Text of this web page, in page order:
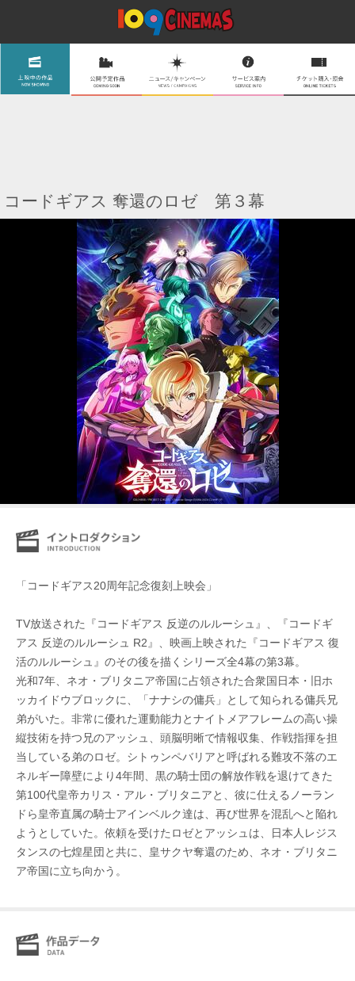
コードギアス 奪還のロゼ 第３幕
「コードギアス20周年記念復刻上映会」
TV放送された『コードギアス 反逆のルルーシュ』、『コードギ
アス 反逆のルルーシュ R2』、映画上映された『コードギアス 復
活のルルーシュ』のその後を描くシリーズ全4幕の第3幕。
光和7年、ネオ・ブリタニア帝国に占領された合衆国日本・旧ホ
ッカイドウブロックに、「ナナシの傭兵」として知られる傭兵兄
弟がいた。非常に優れた運動能力とナイトメアフレームの高い操
縦技術を持つ兄のアッシュ、頭脳明晰で情報収集、作戦指揮を担
当している弟のロゼ。シトゥンペバリアと呼ばれる難攻不落のエ
ネルギー障壁により4年間、黒の騎士団の解放作戦を退けてきた
第100代皇帝カリス・アル・ブリタニアと、彼に仕えるノーラン
ドら皇帝直属の騎士アインベルク達は、再び世界を混乱へと陥れ
ようとしていた。依頼を受けたロゼとアッシュは、日本人レジス
タンスの七煌星団と共に、皇サクヤ奪還のため、ネオ・ブリタニ
ア帝国に立ち向かう。